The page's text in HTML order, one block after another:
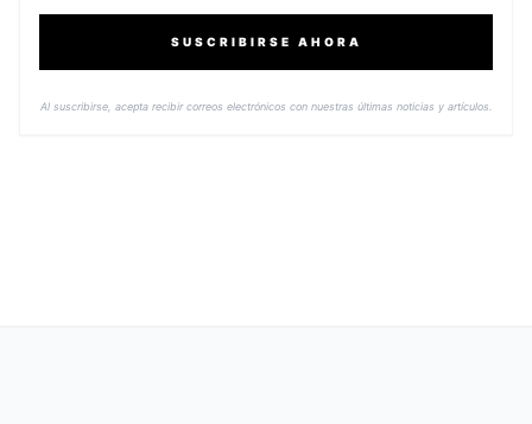
SUSCRIBIRSE AHORA
Al suscribirse, acepta recibir correos electrónicos con nuestras últimas noticias y artículos.